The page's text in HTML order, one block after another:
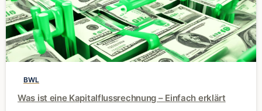
0
BWL
Was ist eine Kapitalflussrechnung – Einfach erklärt